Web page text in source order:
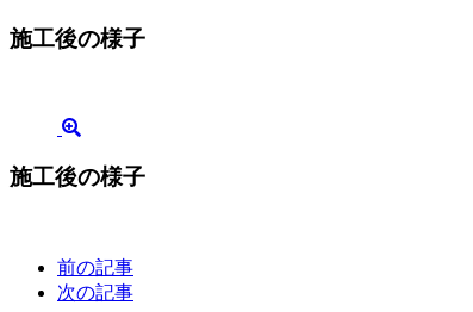
施工後の様子
施工後の様子
前の記事
次の記事